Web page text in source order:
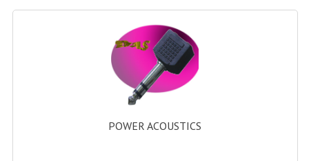
Limiteur De Niveau Sonore
Microphones Scène Et Studio
Microphones Filaires
Micro Sans Fil HF VHF 200MHZ
Micro Sans Fil HF UHF 800MHZ
POWER ACOUSTICS